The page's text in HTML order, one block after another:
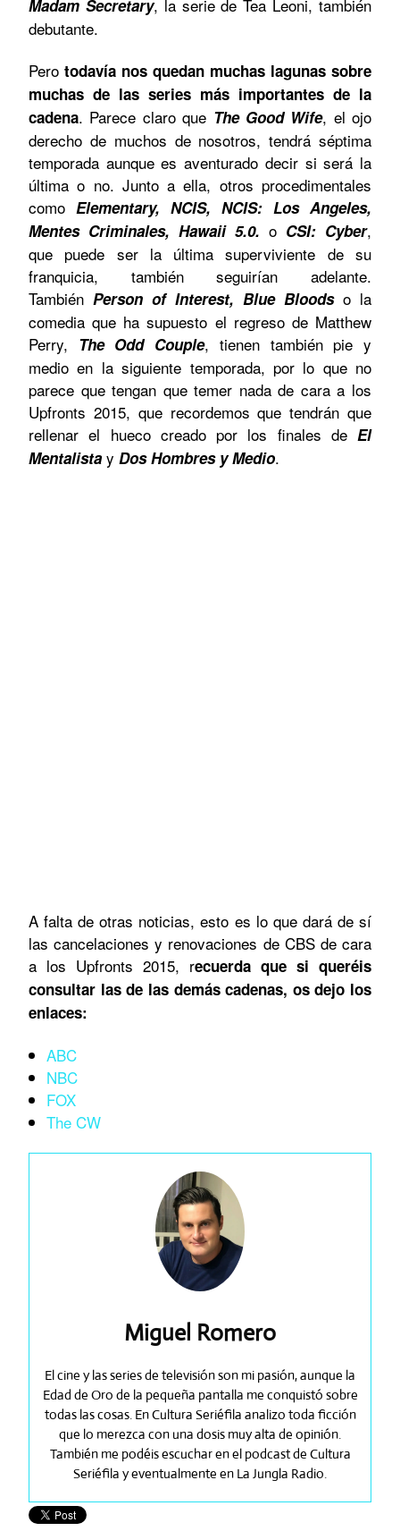
Madam Secretary, la serie de Tea Leoni, también
debutante.
Pero todavía nos quedan muchas lagunas sobre
muchas de las series más importantes de la
cadena. Parece claro que The Good Wife, el ojo
derecho de muchos de nosotros, tendrá séptima
temporada aunque es aventurado decir si será la
última o no. Junto a ella, otros procedimentales
como Elementary, NCIS, NCIS: Los Angeles,
Mentes Criminales, Hawaii 5.0. o CSI: Cyber,
que puede ser la última superviviente de su
franquicia, también seguirían adelante.
También Person of Interest, Blue Bloodso la
comedia que ha supuesto el regreso de Matthew
Perry, The Odd Couple, tienen también pie y
medio en la siguiente temporada, por lo que no
parece que tengan que temer nada de cara a los
Upfronts 2015, que recordemos que tendrán que
rellenar el hueco creado por los finales de El
Mentalista y Dos Hombres y Medio.
A falta de otras noticias, esto es lo que dará de sí
las cancelaciones y renovaciones de CBS de cara
a los Upfronts 2015, recuerda que si queréis
consultar las de las demás cadenas, os dejo los
enlaces:
ABC
NBC
FOX
The CW
Miguel Romero
El cine y las series de televisión son mi pasión, aunque la
Edad de Oro de la pequeña pantalla me conquistó sobre
todas las cosas. En Cultura Seriéfila analizo toda ficción
que lo merezca con una dosis muy alta de opinión.
También me podéis escuchar en el podcast de Cultura
Seriéfila y eventualmente en La Jungla Radio.